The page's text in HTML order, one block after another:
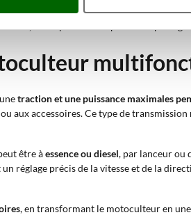
esplanades, étables et trottoirs.
verts, utiles pour le compost ou le paillage.
traction et une puissance maximales
aux accessoires. Ce type de
être àessence ou diesel, par lanceur ou
réglage précis de la vitesse et de la
, en transformant le motoculteur en